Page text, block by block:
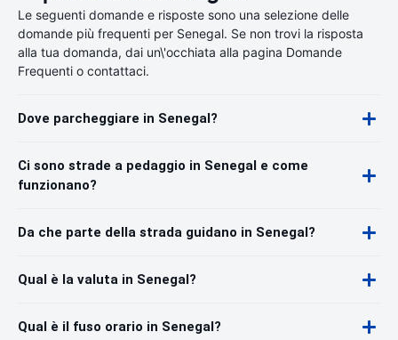
Le seguenti domande e risposte sono una selezione delle
domande più frequenti per Senegal. Se non trovi la risposta
alla tua domanda, dai un\'occhiata alla pagina Domande
Frequenti o contattaci.
Dove parcheggiare in Senegal?
Ci sono strade a pedaggio in Senegal e come
funzionano?
Da che parte della strada guidano in Senegal?
Qual è la valuta in Senegal?
Qual è il fuso orario in Senegal?